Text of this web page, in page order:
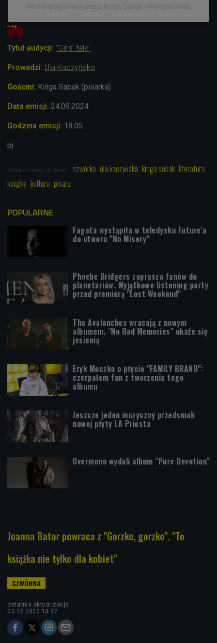
Post udostępniony przez Kinga Sabak (@kingasabak)
***
Tytuł audycji: "Girls' talk"
Prowadzi: Ula Kaczyńska
Gościni: Kinga Sabak (pisarka)
Data emisji: 24.09.2024
Godzina emisji: 18.05
pj
Zobacz więcej na temat: czwórka ula kaczyńska kinga sabak literatura
książka kultura pisarz
POPULARNE
Fagata wystąpiła w teledysku Future'a
do utworu "No Misery"
Phoebe Bridgers zaprasza fanów do
planetariów. Wyjątkowe listening party
przed premierą "Lost Weekend"
The Avalanches wracają z nowym
albumem. "No Bad Memories" ukaże się
jesienią
Eryk Moczko o płycie "FAMILY BRAND":
czerpałem fun z tworzenia tego
albumu
Jeszcze jeden muzyczny przedsmak
nowej płyty LA Priesta
Overmono wydali album "Pure Devotion"
Joanna Bator powraca z "Gorzko, gorzko". "To
książka nie tylko dla kobiet"
ostatnia aktualizacja:
03.12.2020 13:37